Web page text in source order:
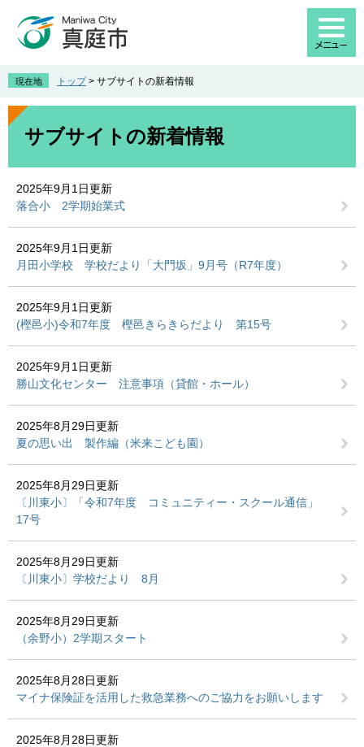
先
す
を
し
現在地 トップ > サブサイトの新着情報
本
サブサイトの新着情報
2025年9月1日更新
落合小 2学期始業式
2025年9月1日更新
月田小学校 学校だより「大門坂」9月号（R7年度）
2025年9月1日更新
(樫邑小)令和7年度 樫邑きらきらだより 第15号
2025年9月1日更新
勝山文化センター 注意事項（貸館・ホール）
2025年8月29日更新
夏の思い出 製作編（米来こども園）
2025年8月29日更新
〔川東小〕「令和7年度 コミュニティー・スクール通信」
17号
2025年8月29日更新
〔川東小〕学校だより 8月
2025年8月29日更新
（余野小）2学期スタート
2025年8月28日更新
マイナ保険証を活用した救急業務へのご協力をお願いします
2025年8月28日更新